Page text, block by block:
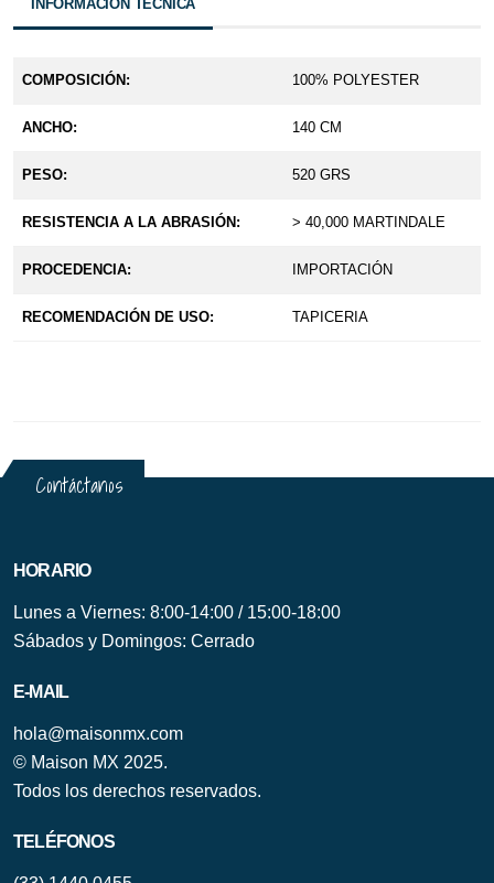
INFORMACIÓN TÉCNICA
COMPOSICIÓN: 100% POLYESTER
ANCHO: 140 CM
PESO: 520 GRS
RESISTENCIA A LA ABRASIÓN: > 40,000 MARTINDALE
PROCEDENCIA: IMPORTACIÓN
RECOMENDACIÓN DE USO: TAPICERIA
Contáctanos
HORARIO
Lunes a Viernes: 8:00-14:00 / 15:00-18:00
Sábados y Domingos: Cerrado
E-MAIL
hola@maisonmx.com
© Maison MX 2025.
Todos los derechos reservados.
TELÉFONOS